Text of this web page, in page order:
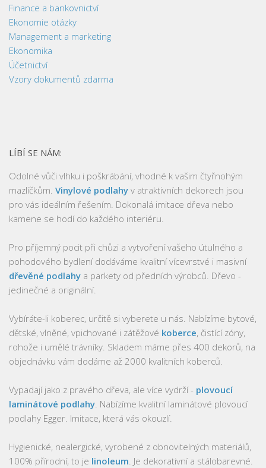
Finance a bankovnictví
Ekonomie otázky
Management a marketing
Ekonomika
Účetnictví
Vzory dokumentů zdarma
LÍBÍ SE NÁM:
Odolné vůči vlhku i poškrábání, vhodné k vašim čtyřnohým
mazlíčkům. Vinylové podlahy v atraktivních dekorech jsou
pro vás ideálním řešením. Dokonalá imitace dřeva nebo
kamene se hodí do každého interiéru.
Pro příjemný pocit při chůzi a vytvoření vašeho útulného a
pohodového bydlení dodáváme kvalitní vícevrstvé i masivní
dřevěné podlahy a parkety od předních výrobců. Dřevo -
jedinečné a originální.
Vybíráte-li koberec, určitě si vyberete u nás. Nabízíme bytové,
dětské, vlněné, vpichované i zátěžové koberce, čistící zóny,
rohože i umělé trávníky. Skladem máme přes 400 dekorů, na
objednávku vám dodáme až 2000 kvalitních koberců.
Vypadají jako z pravého dřeva, ale více vydrží - plovoucí
laminátové podlahy . Nabízíme kvalitní laminátové plovoucí
podlahy Egger. Imitace, která vás okouzlí.
Hygienické, nealergické, vyrobené z obnovitelných materiálů,
100% přírodní, to je linoleum . Je dekorativní a stálobarevné.